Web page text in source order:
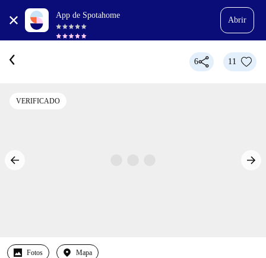
App de Spotahome
Abrir
6 11
VERIFICADO
Fotos Mapa